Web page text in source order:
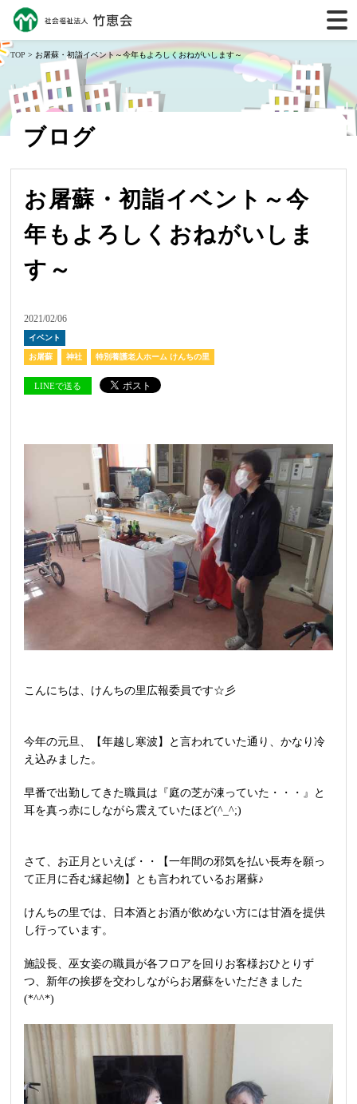
TOP > お屠蘇・初詣イベント～今年もよろしくおねがいします～
ブログ
お屠蘇・初詣イベント～今
年もよろしくおねがいしま
す～
2021/02/06
イベント
お屠蘇 神社 特別養護老人ホーム けんちの里
LINEで送る
こんにちは、けんちの里広報委員です☆彡
今年の元旦、【年越し寒波】と言われていた通り、かなり冷
え込みました。
早番で出勤してきた職員は『庭の芝が凍っていた・・・』と
耳を真っ赤にしながら震えていたほど(^_^;)
さて、お正月といえば・・【一年間の邪気を払い長寿を願っ
て正月に呑む縁起物】とも言われているお屠蘇♪
けんちの里では、日本酒とお酒が飲めない方には甘酒を提供
し行っています。
施設長、巫女姿の職員が各フロアを回りお客様おひとりず
つ、新年の挨拶を交わしながらお屠蘇をいただきました
(*^^*)